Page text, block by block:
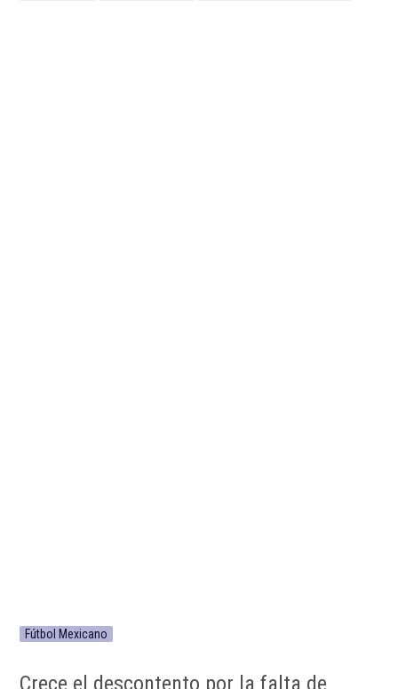
Fútbol Mexicano
Crece el descontento por la falta de